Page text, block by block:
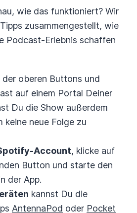
wie das funktioniert? Wir
zusammengestellt, wie
Podcast-Erlebnis schaffen
der oberen Buttons und
auf einem Portal Deiner
Du die Show außerdem
keine neue Folge zu
Account, klicke auf
Button und starte den
der App.
kannst Du die
AntennaPod oder Pocket